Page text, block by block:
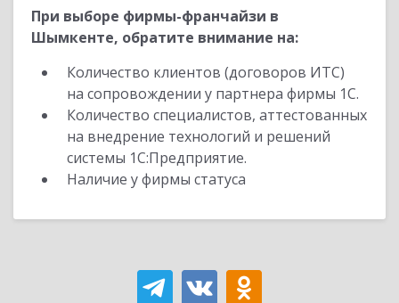
При выборе фирмы-франчайзи в
Шымкенте, обратите внимание на:
Количество клиентов (договоров ИТС)
на сопровождении у партнера фирмы 1С.
Количество специалистов, аттестованных
на внедрение технологий и решений
системы 1С:Предприятие.
Наличие у фирмы статуса